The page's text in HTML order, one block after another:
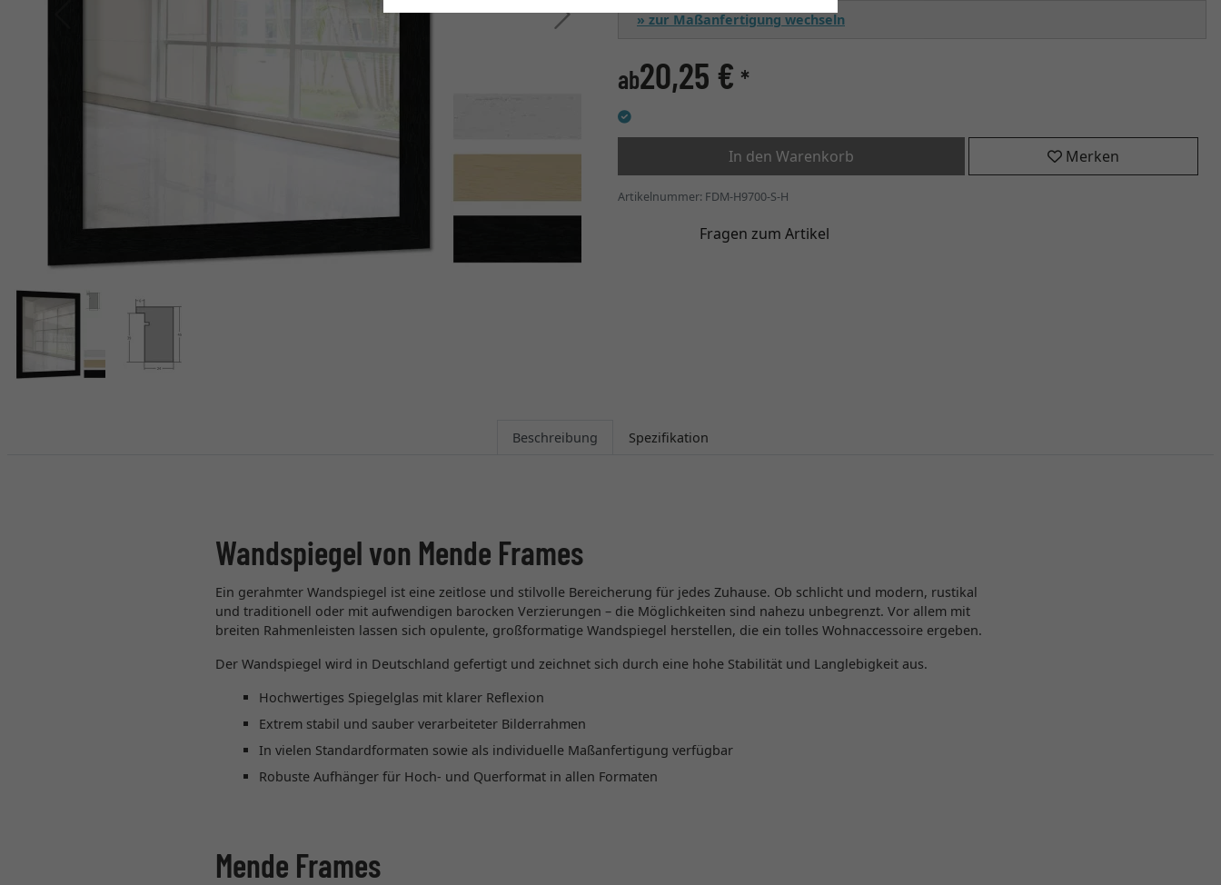
Weiter
» zur Maßanfertigung wechseln
ab20,25 € *
In den Warenkorb Merken
Artikelnummer: FDM-H9700-S-H
Fragen zum Artikel
Beschreibung Spezifikation
Wandspiegel von Mende Frames
Ein gerahmter Wandspiegel ist eine zeitlose und stilvolle Bereicherung für jedes Zuhause. Ob schlicht und modern, rustikal
und traditionell oder mit aufwendigen barocken Verzierungen – die Möglichkeiten sind nahezu unbegrenzt. Vor allem mit
breiten Rahmenleisten lassen sich opulente, großformatige Wandspiegel herstellen, die ein tolles Wohnaccessoire ergeben.
Der Wandspiegel wird in Deutschland gefertigt und zeichnet sich durch eine hohe Stabilität und Langlebigkeit aus.
Hochwertiges Spiegelglas mit klarer Reflexion
Extrem stabil und sauber verarbeiteter Bilderrahmen
In vielen Standardformaten sowie als individuelle Maßanfertigung verfügbar
Robuste Aufhänger für Hoch- und Querformat in allen Formaten
Mende Frames